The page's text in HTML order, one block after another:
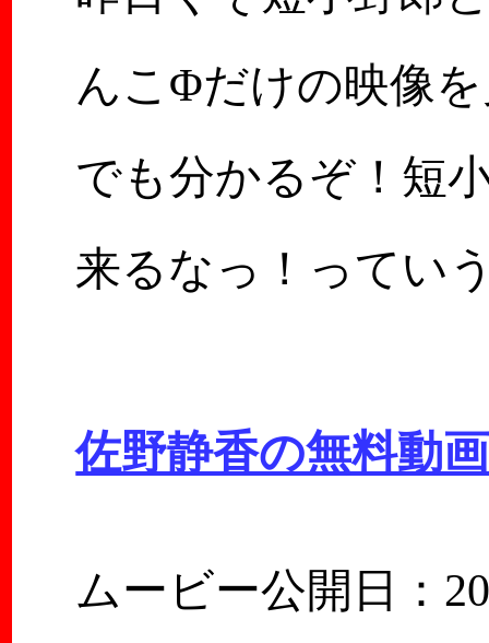
んこΦだけの映像
でも分かるぞ！短
来るなっ！ってい
佐野静香の無料動
ムービー公開日：